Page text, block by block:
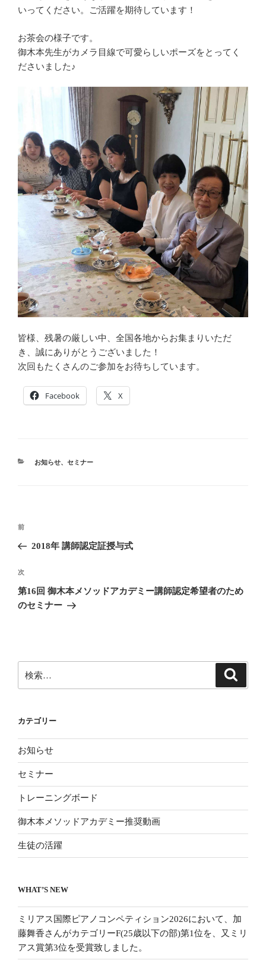
いってください。ご活躍を期待しています！
お茶会の様子です。
御木本先生がカメラ目線で可愛らしいポーズをとってく
ださいました♪
皆様、残暑の厳しい中、全国各地からお集まりいただ
き、誠にありがとうございました！
次回もたくさんのご参加をお待ちしています。
Facebook X
カ
お知らせ、 セミナー
投
ナ
ビ
ゲ
ー
前
の
稿
前
2018年 講師認定証授与式
次
の
投
次
第16回 御木本メソッドアカデミー講師認定希望者のため
のセミナー
索:
カテゴリー
お知らせ
セミナー
トレーニングボード
御木本メソッドアカデミー推奨動画
生徒の活躍
WHAT’S NEW
ミリアス国際ピアノコンペティション2026において、加
藤舞香さんがカテゴリーF(25歳以下の部)第1位を、又ミリ
アス賞第3位を受賞致しました。